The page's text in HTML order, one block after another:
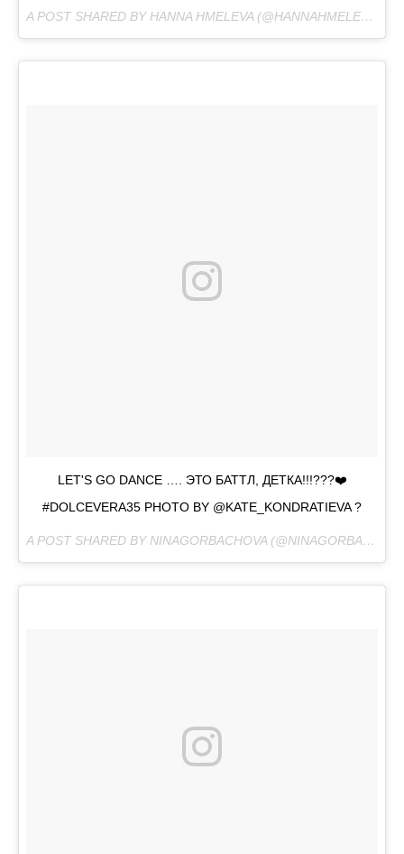
A POST SHARED BY HANNA HMELEVA (@HANNAHMELEVA) ON
LET'S GO DANCE …. ЭТО БАТТЛ, ДЕТКА!!!???❤️
#DOLCEVERA35 PHOTO BY @KATE_KONDRATIEVA ?
A POST SHARED BY NINAGORBACHOVA (@NINAGORBACHOVA) ON